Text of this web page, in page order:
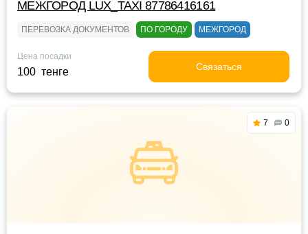
МЕЖГОРОД LUX_TAXI 87786416161
ПЕРЕВОЗКА ДОКУМЕНТОВ ПО ГОРОДУ МЕЖГОРОД
Цена посадки
100 тенге Связаться
7 0